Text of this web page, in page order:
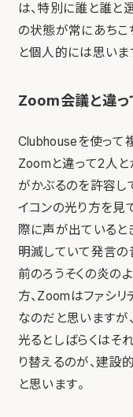
は、特別に誰と誰と
の状態が常にあちこ
と個人的には思いま
Zoom会議と違っ
Clubhouseを使って
Zoomと違って2人と
がかぶるのを許容し
イコンの光り方を見
際に声が出ていると
明滅していて発言の
前のろうそくの炎の
方、Zoomはファシ
なのだと思いますが
光るとしばらくはそ
り替えるのが、建設
と思います。